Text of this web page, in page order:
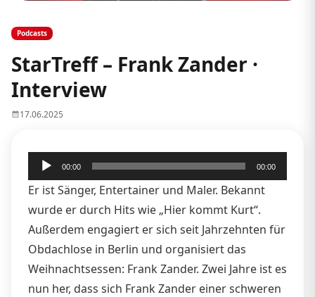
Podcasts
StarTreff – Frank Zander ·
Interview
17.06.2025
Audio-
Player
00:00 00:00
Er ist Sänger, Entertainer und Maler. Bekannt
wurde er durch Hits wie „Hier kommt Kurt“.
Außerdem engagiert er sich seit Jahrzehnten für
Obdachlose in Berlin und organisiert das
Weihnachtsessen: Frank Zander. Zwei Jahre ist es
nun her, dass sich Frank Zander einer schweren